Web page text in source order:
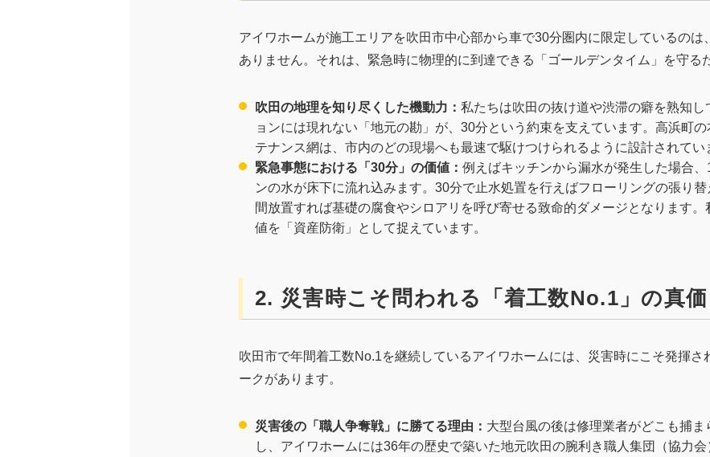
アイワホームが施工エリアを吹田市中心部から車で30分圏内に限定しているのは
ありません。それは、緊急時に物理的に到達できる「ゴールデンタイム」を守る
吹田の地理を知り尽くした機動力： 私たちは吹田の抜け道や渋滞の癖を熟知し
ョンには現れない「地元の勘」が、30分という約束を支えています。高浜町
テナンス網は、市内のどの現場へも最速で駆けつけられるように設計されてい
緊急事態における「30分」の価値： 例えばキッチンから漏水が発生した場合、
ンの水が床下に流れ込みます。30分で止水処置を行えばフローリングの張り
間放置すれば基礎の腐食やシロアリを呼び寄せる致命的ダメージとなります
値を「資産防衛」として捉えています。
2. 災害時こそ問われる「着工数No.1」の真価
吹田市で年間着工数No.1を継続しているアイワホームには、災害時にこそ発揮さ
ークがあります。
災害後の「職人争奪戦」に勝てる理由： 大型台風の後は修理業者がどこも捕
し、アイワホームには36年の歴史で築いた地元吹田の腕利き職人集団（協力